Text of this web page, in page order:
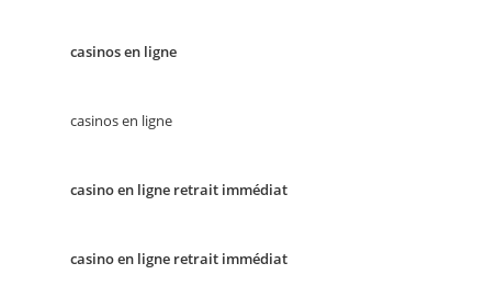
casinos en ligne
casinos en ligne
casino en ligne retrait immédiat
casino en ligne retrait immédiat